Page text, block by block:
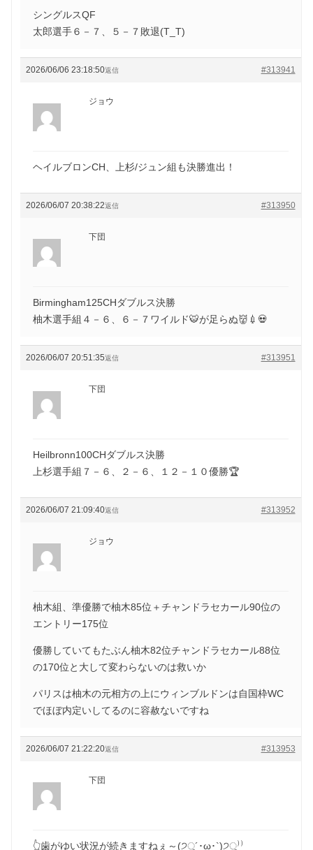
シングルスQF
太郎選手６－７、５－７敗退(T_T)
2026/06/06 23:18:50 #313941
返信
ジョウ
ヘイルブロンCH、上杉/ジュン組も決勝進出！
2026/06/07 20:38:22 #313950
返信
下団
Birmingham125CHダブルス決勝
柚木選手組４－６、６－７ワイルド🐯が足らぬ👹💉💀
2026/06/07 20:51:35 #313951
返信
下団
Heilbronn100CHダブルス決勝
上杉選手組７－６、２－６、１２－１０優勝🏆
2026/06/07 21:09:40 #313952
返信
ジョウ
柚木組、準優勝で柚木85位＋チャンドラセカール90位の
エントリー175位
優勝していてもたぶん柚木82位チャンドラセカール88位
の170位と大して変わらないのは救いか
パリスは柚木の元相方の上にウィンブルドンは自国枠WC
でほぼ内定いしてるのに容赦ないですね
2026/06/07 21:22:20 #313953
返信
下団
👆歯がゆい状況が続きますねぇ～(੭ु´･ω･`)੭ु⁾⁾